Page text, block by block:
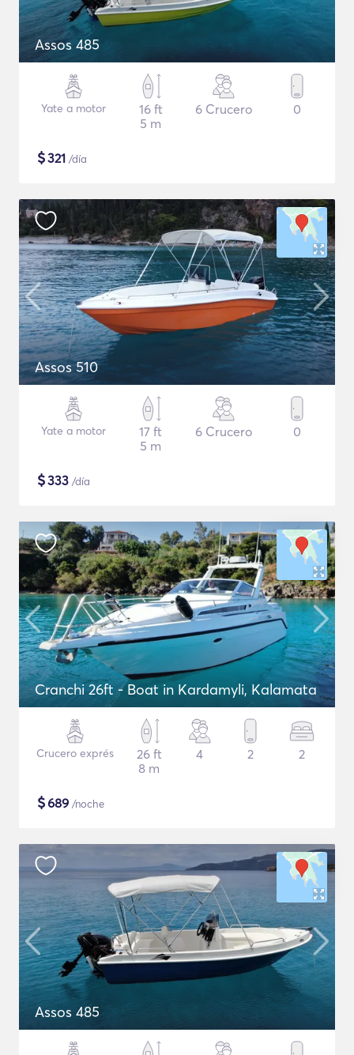
Assos 485
Yate a motor
16 ft
5 m
6 Crucero 0
$321 /día
Assos 510
Yate a motor
17 ft
5 m
6 Crucero 0
$333 /día
Cranchi 26ft - Boat in Kardamyli, Kalamata
Crucero exprés
26 ft
8 m
4 2 2
$689 /noche
Assos 485